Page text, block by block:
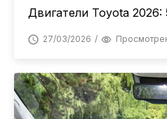
Двигатели Toyota
27/03/2026